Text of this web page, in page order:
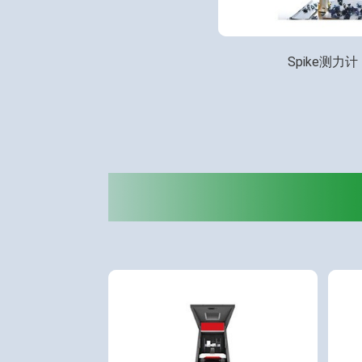
Spike测力计